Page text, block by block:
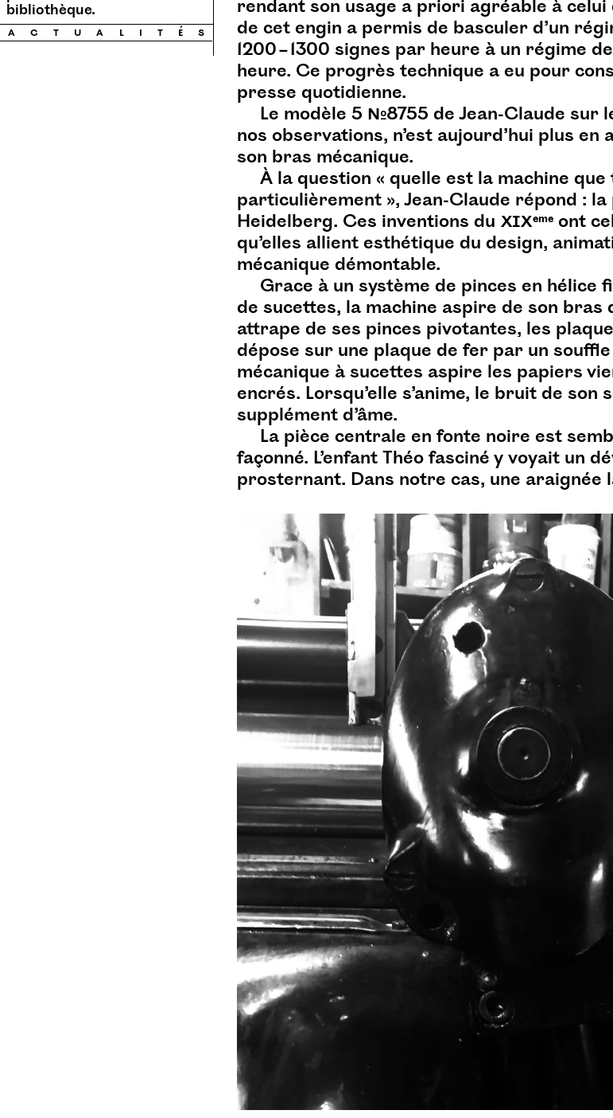
edition
édition
emesal
encre et lumière
bibliothèque.
a c t u a l i t é s
rendant son usage a priori agréable à celui
de cet engin a permis de basculer d’un
1200 – 1300 signes par heure à un régime
heure. Ce progrès technique a eu pour
presse quotidienne.
Le modèle 5 №8755 de Jean-Claude sur
nos observations, n’est aujourd’hui plus
son bras mécanique.
À la question « quelle est la machine
particulièrement », Jean-Claude répond :
Heidelberg. Ces inventions du ⅩⅠⅩemeont
qu’elles allient esthétique du design,
mécanique démontable.
Grace à un système de pinces en hélice
de sucettes, la machine aspire de son bras
attrape de ses pinces pivotantes, les
dépose sur une plaque de fer par un
mécanique à sucettes aspire les papiers
encrés. Lorsqu’elle s’anime, le bruit de son
supplément d’âme.
La pièce centrale en fonte noire est
façonné. L’enfant Théo fasciné y voyait un
prosternant. Dans notre cas, une araignée